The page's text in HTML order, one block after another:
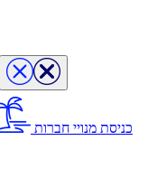
כניסת מנויי חברות